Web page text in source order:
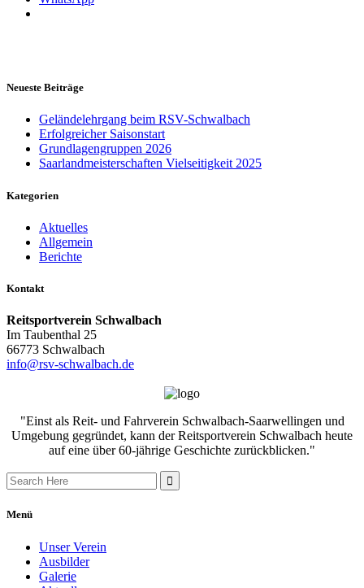
Neueste Beiträge
Geländelehrgang beim RSV-Schwalbach
Erfolgreicher Saisonstart
Grundlagengruppen 2026
Saarlandmeisterschaften Vielseitigkeit 2025
Kategorien
Aktuelles
Allgemein
Berichte
Kontakt
Reitsportverein Schwalbach
Im Taubenthal 25
66773 Schwalbach
info@rsv-schwalbach.de
"Einst als Reit- und Fahrverein Schwalbach-Saarwellingen und
Umgebung gegründet, kann der Reitsportverein Schwalbach heute
auf eine über 60-jährige Geschichte zurückblicken."
Search
for:
Menü
Unser Verein
Ausbilder
Galerie